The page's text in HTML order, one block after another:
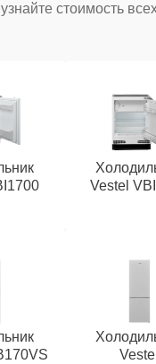
стоимость
Vestel
Vestel